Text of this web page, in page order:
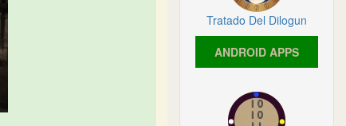
Tratado Del Dilogun
ANDROID APPS